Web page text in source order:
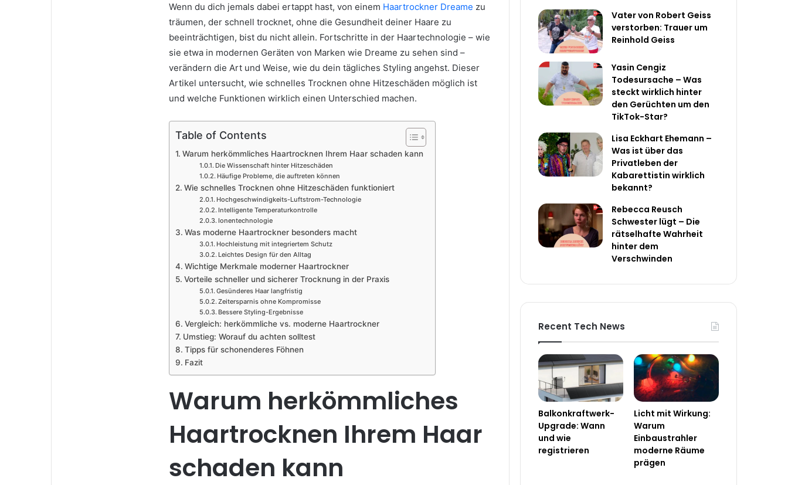
Wenn du dich jemals dabei ertappt hast, von einem Haartrockner Dreame zu
träumen, der schnell trocknet, ohne die Gesundheit deiner Haare zu
beeinträchtigen, bist du nicht allein. Fortschritte in der Haartechnologie – wie
sie etwa in modernen Geräten von Marken wie Dreame zu sehen sind –
verändern die Art und Weise, wie du dein tägliches Styling angehst. Dieser
Artikel untersucht, wie schnelles Trocknen ohne Hitzeschäden möglich ist
und welche Funktionen wirklich einen Unterschied machen.
Table of Contents
Warum herkömmliches Haartrocknen Ihrem Haar schaden kann
Die Wissenschaft hinter Hitzeschäden
Häufige Probleme, die auftreten können
Wie schnelles Trocknen ohne Hitzeschäden funktioniert
Hochgeschwindigkeits-Luftstrom-Technologie
Intelligente Temperaturkontrolle
Ionentechnologie
Was moderne Haartrockner besonders macht
Hochleistung mit integriertem Schutz
Leichtes Design für den Alltag
Wichtige Merkmale moderner Haartrockner
Vorteile schneller und sicherer Trocknung in der Praxis
Gesünderes Haar langfristig
Zeitersparnis ohne Kompromisse
Bessere Styling-Ergebnisse
Vergleich: herkömmliche vs. moderne Haartrockner
Umstieg: Worauf du achten solltest
Tipps für schonenderes Föhnen
Fazit
Warum herkömmliches
Haartrocknen Ihrem Haar
schaden kann
Vater von Robert Geiss
verstorben: Trauer um
Reinhold Geiss
Yasin Cengiz
Todesursache – Was
steckt wirklich hinter
den Gerüchten um den
TikTok-Star?
Lisa Eckhart Ehemann –
Was ist über das
Privatleben der
Kabarettistin wirklich
bekannt?
Rebecca Reusch
Schwester lügt – Die
rätselhafte Wahrheit
hinter dem
Verschwinden
Recent Tech News
Balkonkraftwerk-
Upgrade: Wann
und wie
registrieren
Licht mit Wirkung:
Warum
Einbaustrahler
moderne Räume
prägen